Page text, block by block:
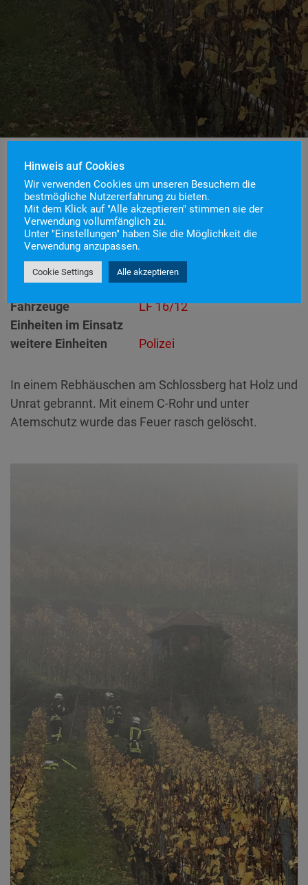
Einsatznummer
70
Einsatzstichwort
B1 – Kleinbrand im Freien
Einsatzort
Alarmierungszeitpunkt30. Oktober 2024 15:01
Einsatzdauer
1 Stunde 14 Minuten
Fahrzeuge
LF 16/12
Einheiten im Einsatz
weitere Einheiten
Polizei
In einem Rebhäuschen am Schlossberg hat Holz und
Unrat gebrannt. Mit einem C-Rohr und unter
Atemschutz wurde das Feuer rasch gelöscht.
Hinweis auf Cookies
Wir verwenden Cookies um unseren Besuchern die
bestmögliche Nutzererfahrung zu bieten.
Mit dem Klick auf "Alle akzeptieren" stimmen sie der
Verwendung vollumfänglich zu.
Unter "Einstellungen" haben Sie die Möglichkeit die
Verwendung anzupassen.
Cookie Settings Alle akzeptieren